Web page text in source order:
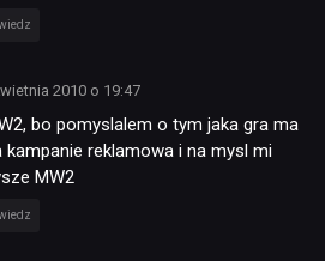
2010 o 19:47
bo pomyslalem o tym jaka gra ma
kampanie reklamowa i na mysl mi
MW2